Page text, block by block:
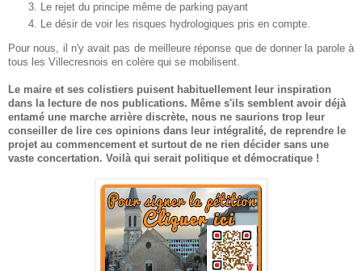
Le rejet du principe même de parking payant
Le désir de voir les risques hydrologiques pris en compte.
Pour nous, il n'y avait pas de meilleure réponse que de donner la parole à
tous les Villecresnois en colère qui se mobilisent.
Le maire et ses colistiers puisent habituellement leur inspiration
dans la lecture de nos publications. Même s'ils semblent avoir déjà
entamé une marche arrière discrète, nous ne saurions trop leur
conseiller de lire ces opinions dans leur intégralité, de reprendre le
projet au commencement et surtout de ne rien décider sans une
vaste concertation. Voilà qui serait politique et démocratique !